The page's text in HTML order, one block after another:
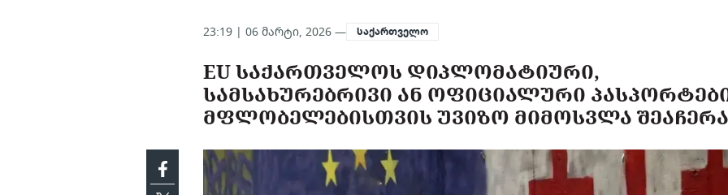
23:19 | 06 მარტი, 2026 — საქართველო
EU ᲡᲐᲥᲐᲠᲗᲕᲔᲚᲝᲡ ᲓᲘᲞᲚᲝᲛᲐᲢᲘᲣᲠᲘ,
ᲡᲐᲛᲡᲐᲮᲣᲠᲔᲑᲠᲘᲕᲘ ᲐᲜ ᲝᲤᲘᲪᲘᲐᲚᲣᲠᲘ
ᲛᲤᲚᲝᲑᲔᲚᲔᲑᲘᲡᲗᲕᲘᲡ ᲣᲕᲘᲖᲝ ᲛᲘᲛᲝᲡᲕᲚᲐ